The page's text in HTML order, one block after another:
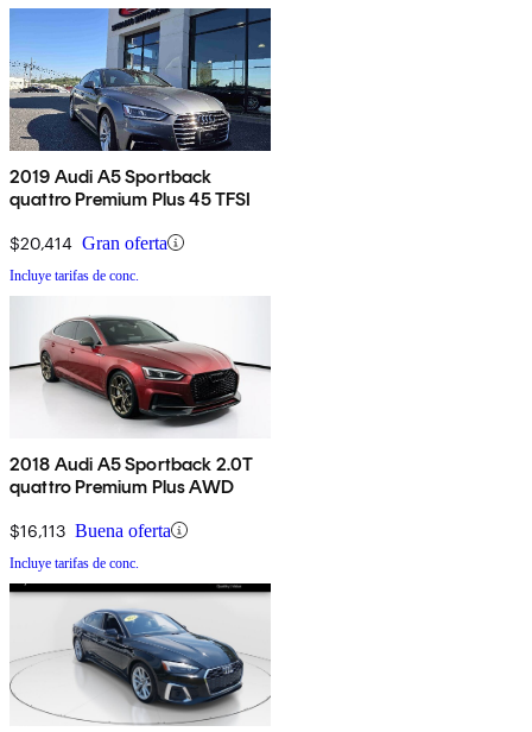
2019 Audi A5 Sportback
quattro Premium Plus 45 TFSI
$20,414 Gran oferta
Incluye tarifas de conc.
2018 Audi A5 Sportback 2.0T
quattro Premium Plus AWD
$16,113 Buena oferta
Incluye tarifas de conc.